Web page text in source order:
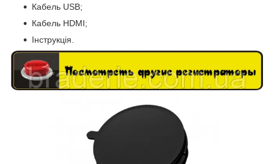
Кабель USB;
Кабель HDMI;
Інструкція.